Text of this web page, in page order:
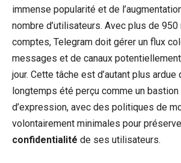
immense popularité et de
nombre d’utilisateurs. Avec plus de
comptes, Telegram doit gérer un flux
messages et de canaux
jour. Cette tâche est d’autant plus ardue
longtemps été perçu comme un
d’expression, avec des politiques de
volontairement minimales pour
confidentialité de ses utilisateurs.